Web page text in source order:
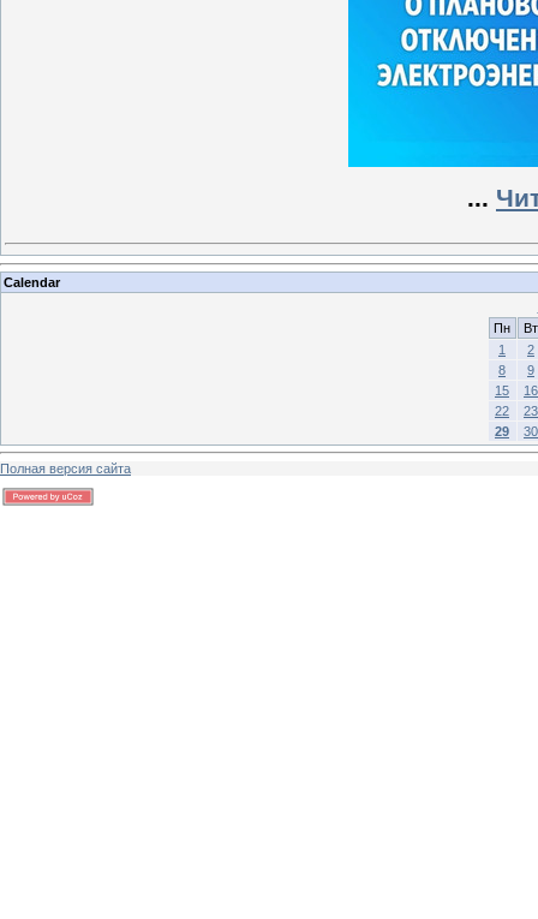
...
Calendar
Пн
Вт
1
2
8
9
15
16
22
23
29
30
Полная версия сайта